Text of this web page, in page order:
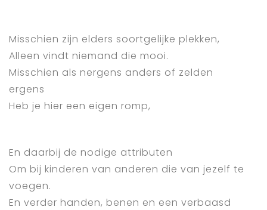
Misschien zijn elders soortgelijke plekken,
Alleen vindt niemand die mooi.
Misschien als nergens anders of zelden
ergens
Heb je hier een eigen romp,
En daarbij de nodige attributen
Om bij kinderen van anderen die van jezelf te
voegen.
En verder handen, benen en een verbaasd